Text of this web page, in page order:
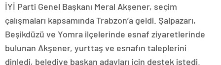
İYİ Parti Genel Başkanı Meral Akşener, seçim
çalışmaları kapsamında Trabzon’a geldi. Şalpazarı,
Beşikdüzü ve Yomra ilçelerinde esnaf ziyaretlerinde
bulunan Akşener, yurttaş ve esnafın taleplerini
dinledi, belediye başkan adayları için destek istedi.